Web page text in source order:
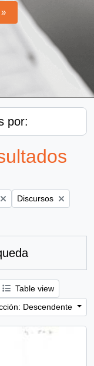
por:
Remove filter:
Discursos
Table view
Descendente